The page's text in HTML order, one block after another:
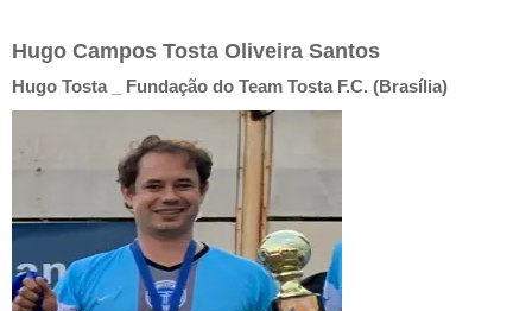
Hugo Campos Tosta Oliveira Santos
Hugo Tosta _ Fundação do Team Tosta F.C. (Brasília)